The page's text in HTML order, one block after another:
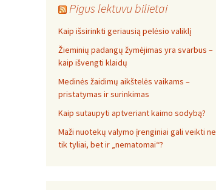
Pigus lektuvu bilietai
Kaip išsirinkti geriausią pelėsio valiklį
Žieminių padangų žymėjimas yra svarbus –
kaip išvengti klaidų
Medinės žaidimų aikštelės vaikams –
pristatymas ir surinkimas
Kaip sutaupyti aptveriant kaimo sodybą?
Maži nuotekų valymo įrenginiai gali veikti ne
tik tyliai, bet ir „nematomai‘‘?